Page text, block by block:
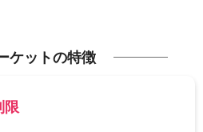
ケットの特徴
限